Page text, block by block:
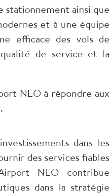
stationnement ainsi que
et à une équipe
efficace des vols de
de service et la
NEO à répondre aux
dans les
des services fiables
NEO contribue
dans la stratégie